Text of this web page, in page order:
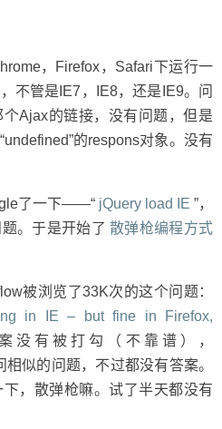
，Firefox，Safari下运行一
不管是IE7，IE8，还是IE9。问
Ajax的链接，没有问题，但是
的respons对象。没有
了一下——“ jQuery load IE ”，
题。于是开始了散弹枪编程方式
被浏览了33K次的这个问题：
in IE – but fine in Firefox,
没有被打勾（不靠谱），
似的问题，不过都没有答案。
，散弹枪嘛。试了半天都没有